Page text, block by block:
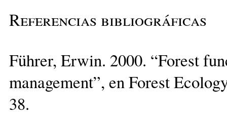
Referencias bibliográficas
Führer, Erwin. 2000. “Forest
management”, en Forest
38.